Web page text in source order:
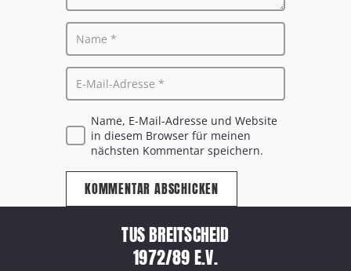
Name, E-Mail-Adresse und Website
in diesem Browser für meinen
nächsten Kommentar speichern.
KOMMENTAR ABSCHICKEN
TUS BREITSCHEID
1972/89 E.V.